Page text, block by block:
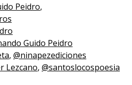
Peidro,
Guido Peidro
, @ninapezediciones
Lezcano, @santoslocospoesia